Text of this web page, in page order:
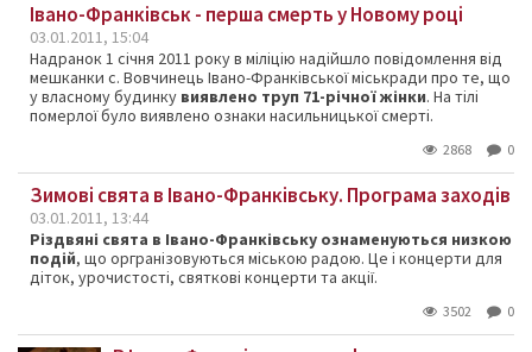
Івано-Франківськ - перша смерть у Новому році
03.01.2011, 15:04
Надранок 1 січня 2011 року в міліцію надійшло повідомлення від
мешканки с. Вовчинець Івано-Франківської міськради про те, що
у власному будинку виявлено труп 71-річної жінки. На тілі
померлої було виявлено ознаки насильницької смерті.
2868 0
Зимові свята в Івано-Франківську. Програма заходів
03.01.2011, 13:44
Різдвяні свята в Івано-Франківську ознаменуються низкою
подій, що оргранізовуються міською радою. Це і концерти для
діток, урочистості, святкові концерти та акції.
3502 0